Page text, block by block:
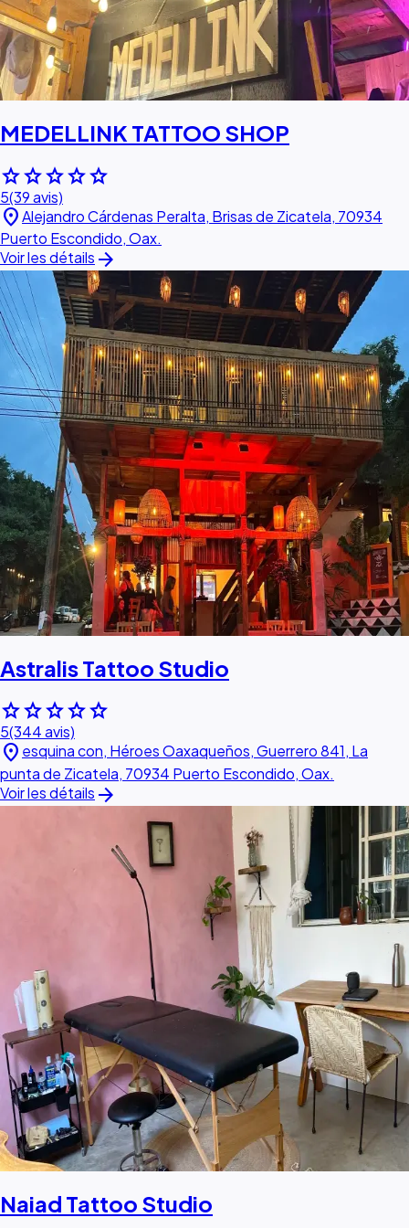
MEDELLINK TATTOO SHOP
starstarstarstarstar
5(39 avis)
location_onAlejandro Cárdenas Peralta, Brisas de Zicatela, 70934
Puerto Escondido, Oax.
Voir les détails arrow_forward
Astralis Tattoo Studio
starstarstarstarstar
5(344 avis)
location_on esquina con, Héroes Oaxaqueños, Guerrero 841, La
punta de Zicatela, 70934 Puerto Escondido, Oax.
Voir les détails arrow_forward
Naiad Tattoo Studio